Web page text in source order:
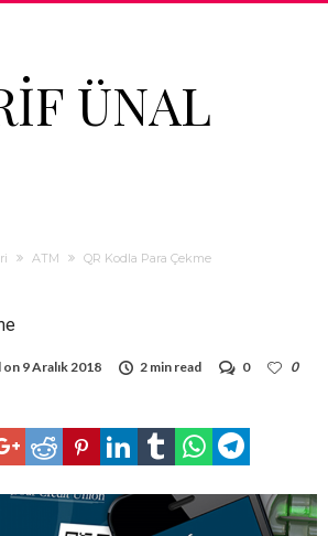
ÜNAL
ATM QR Kodla Para Çekme
on 9 Aralık 2018 2 min read 0
0